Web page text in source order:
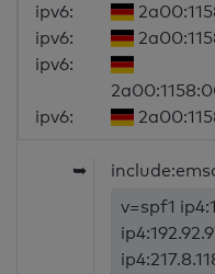
ipv6:
ipv6:
ipv6:
ipv6:
➥
v=spf1